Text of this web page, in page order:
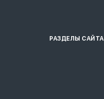
РАЗДЕЛЫ САЙТА